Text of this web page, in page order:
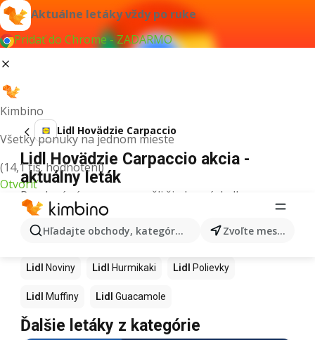
Aktuálne letáky vždy po ruke
Pridať do Chrome - ZADARMO
Kimbino
Všetky ponuky na jednom mieste
(14,1 tis. hodnotení)
Otvoriť
Hľadajte obchody, kategórie, produkty... Zvoľte mesto
Lidl Hovädzie Carpaccio
Lidl Hovädzie Carpaccio akcia -
aktuálny leták
Pre daný výraz sme nenašli žiadne výsledky.
Ďalšie produkty v obchodoch Lidl
Lidl Kapor Ashwagandha Nintendo Switch
Lidl Noviny Lidl Hurmikaki Lidl Polievky
Lidl Muffiny Lidl Guacamole
Ďalšie letáky z kategórie